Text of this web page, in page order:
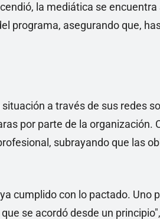
la mediática se
programa, asegurando que,
a través de sus redes
por parte de la organización.
subrayando que las
cumplido con lo pactado. Uno
se acordó desde un